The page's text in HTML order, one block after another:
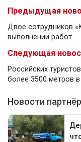
Предыдущая
Двое сотрудников
выполнении работ
Следующая
Российских
более 3500 метров